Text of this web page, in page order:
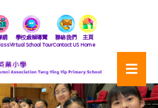
網
學校虛擬導覽
Virtual School Tour
聯絡我們
Contact US
主頁
Home